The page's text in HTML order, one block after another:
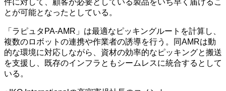
件に対して、顧客が必要としている製品をいち早く届けるこ
とが可能となったとしている。
「ラピュタPA-AMR」は最適なピッキングルートを計算し、
複数のロボットの連携や作業者の誘導を行う。同AMRは動
的な環境に対応しながら、資材の効率的なピッキングと搬送
を支援し、既存のインフラともシームレスに統合するとして
いる。